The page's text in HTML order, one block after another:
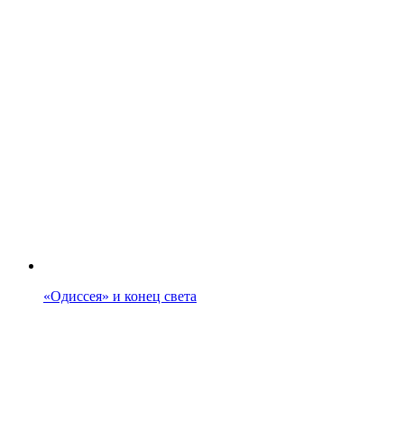
«Одиссея» и конец света